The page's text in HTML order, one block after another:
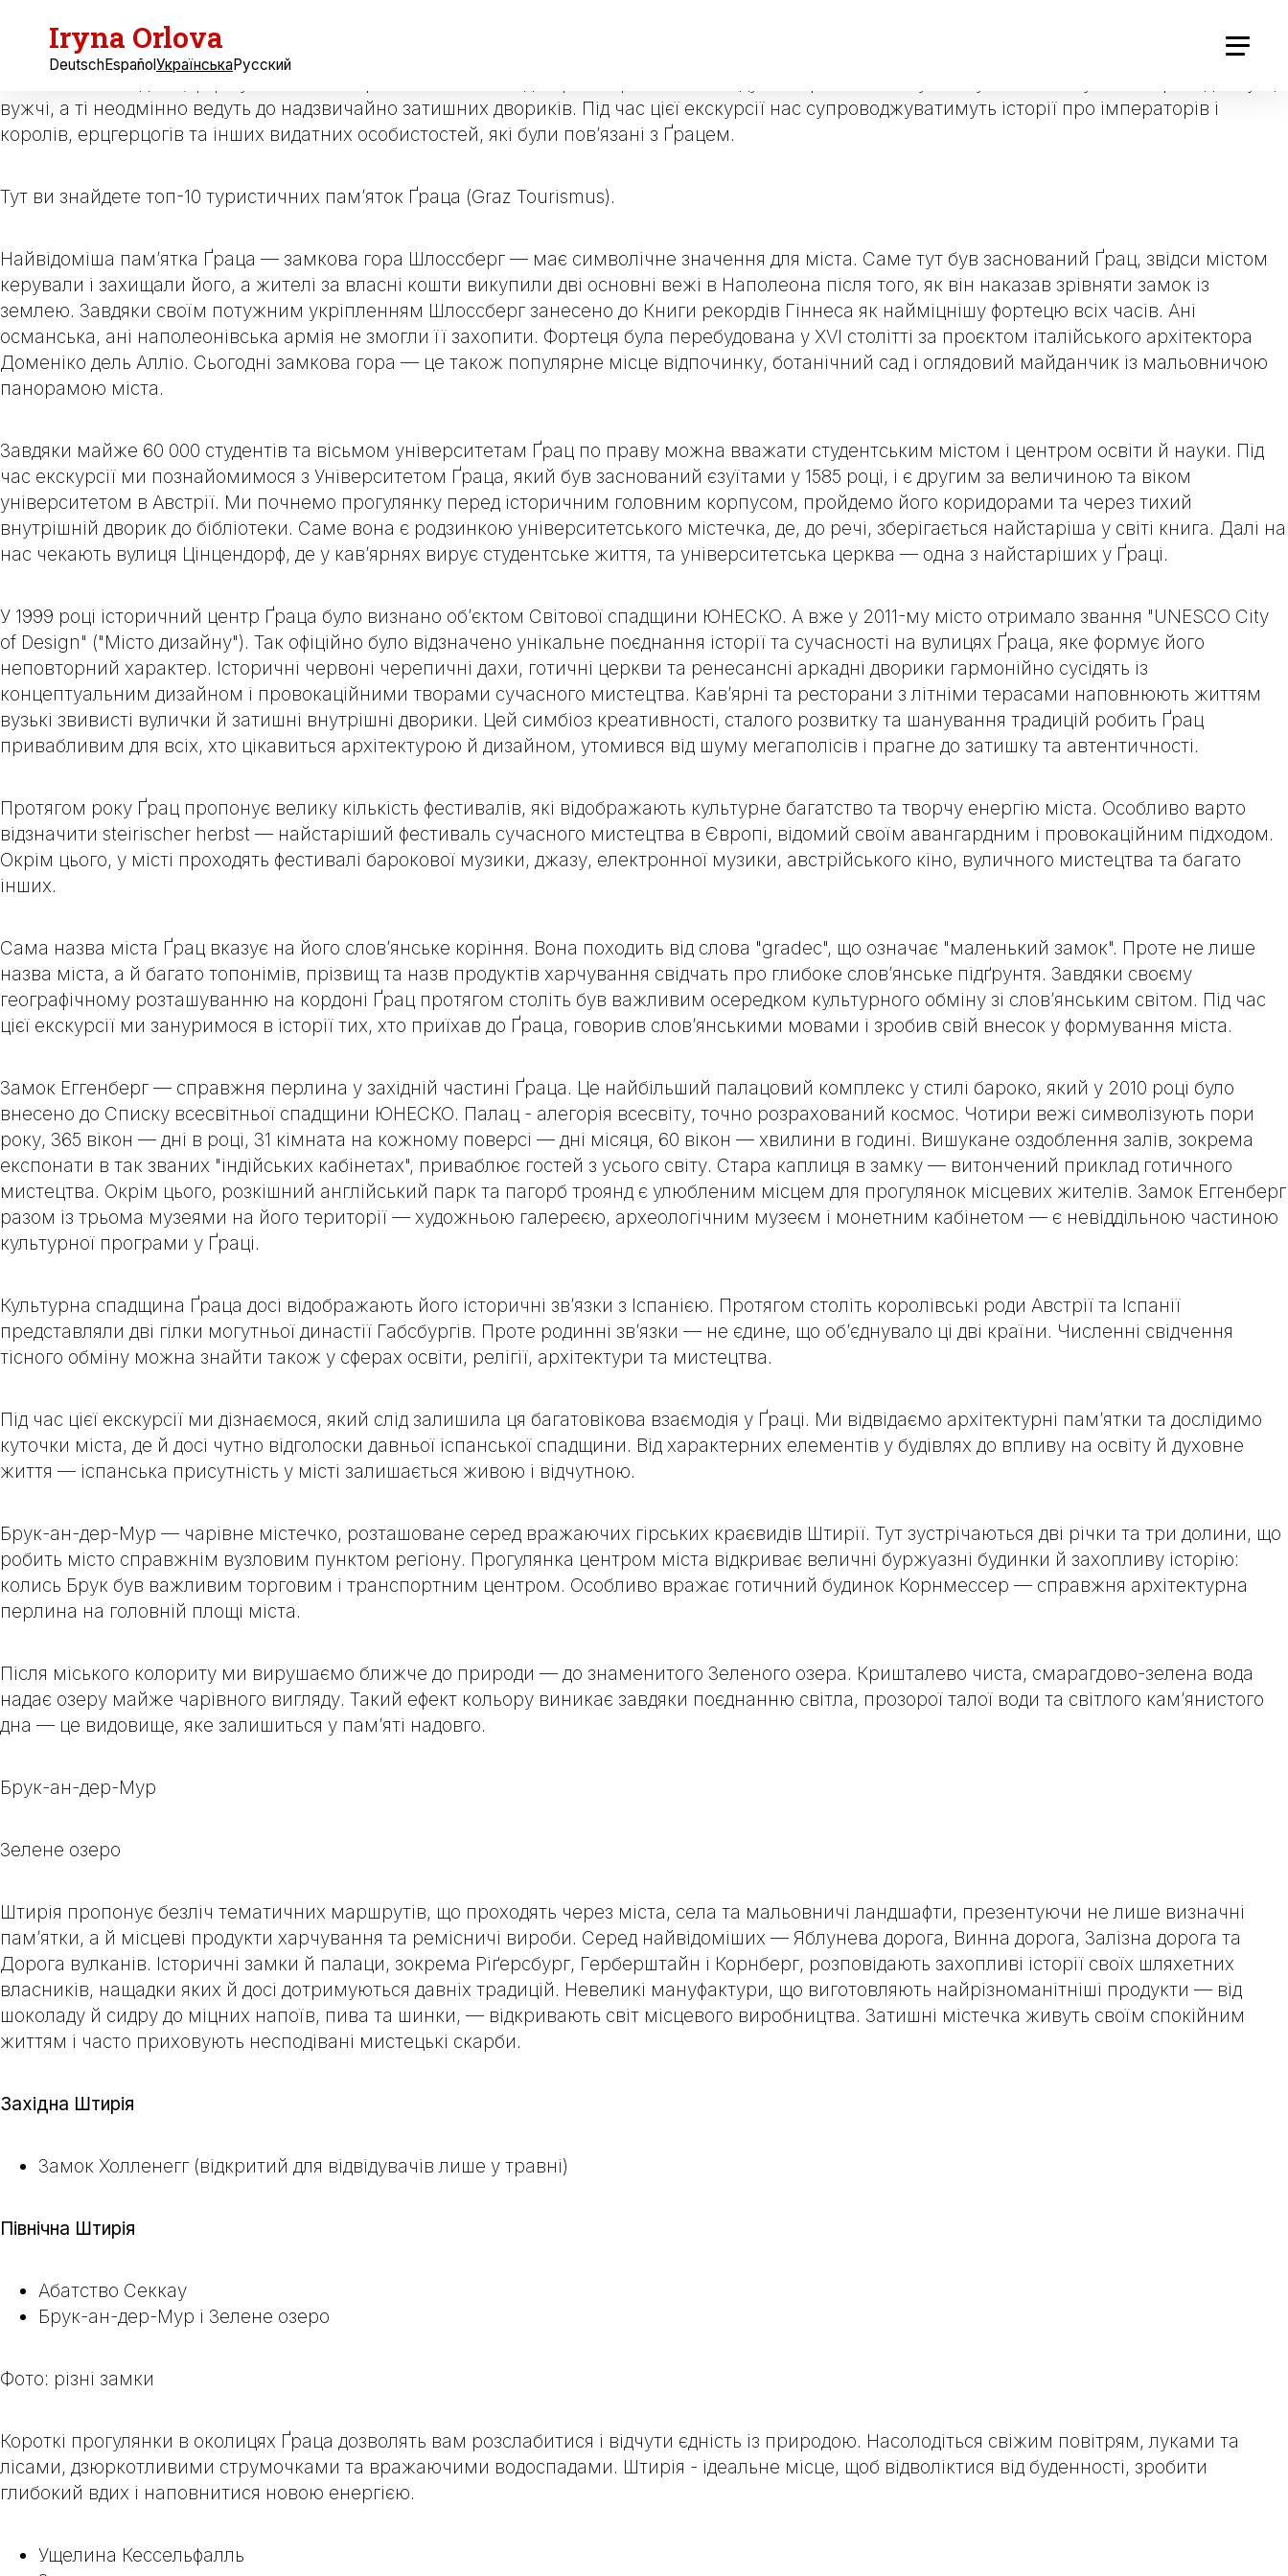
Iryna Orlova
DeutschEspañolУкраїнськаРусский
Якщо ви цікавитеся архітектурою та історією, ця прогулянка для вас. Із 1999 року Старе місто Ґраца внесене до списку Світової спадщини
ЮНЕСКО. Підставою для цього стало унікальне поєднання архітектурних стилів різних епох. Готика, ренесанс, бароко, класицизм і модерн
вужчі, а ті неодмінно ведуть до надзвичайно затишних двориків. Під час цієї екскурсії нас супроводжуватимуть історії про імператорів і
королів, ерцгерцогів та інших видатних особистостей, які були пов’язані з Ґрацем.
Тут ви знайдете топ-10 туристичних пам’яток Ґраца (Graz Tourismus).
Найвідоміша пам’ятка Ґраца — замкова гора Шлоссберг — має символічне значення для міста. Саме тут був заснований Ґрац, звідси містом
керували і захищали його, а жителі за власні кошти викупили дві основні вежі в Наполеона після того, як він наказав зрівняти замок із
землею. Завдяки своїм потужним укріпленням Шлоссберг занесено до Книги рекордів Гіннеса як найміцнішу фортецю всіх часів. Ані
османська, ані наполеонівська армія не змогли її захопити. Фортеця була перебудована у XVI столітті за проєктом італійського архітектора
Доменіко дель Алліо. Сьогодні замкова гора — це також популярне місце відпочинку, ботанічний сад і оглядовий майданчик із мальовничою
панорамою міста.
Завдяки майже 60 000 студентів та вісьмом університетам Ґрац по праву можна вважати студентським містом і центром освіти й науки. Під
час екскурсії ми познайомимося з Університетом Ґраца, який був заснований єзуїтами у 1585 році, і є другим за величиною та віком
університетом в Австрії. Ми почнемо прогулянку перед історичним головним корпусом, пройдемо його коридорами та через тихий
внутрішній дворик до бібліотеки. Саме вона є родзинкою університетського містечка, де, до речі, зберігається найстаріша у світі книга. Далі на
нас чекають вулиця Цінцендорф, де у кав’ярнях вирує студентське життя, та університетська церква — одна з найстаріших у Ґраці.
У 1999 році історичний центр Ґраца було визнано об’єктом Світової спадщини ЮНЕСКО. А вже у 2011-му місто отримало звання "UNESCO City
of Design" ("Місто дизайну"). Так офіційно було відзначено унікальне поєднання історії та сучасності на вулицях Ґраца, яке формує його
неповторний характер. Історичні червоні черепичні дахи, готичні церкви та ренесансні аркадні дворики гармонійно сусідять із
концептуальним дизайном і провокаційними творами сучасного мистецтва. Кав’ярні та ресторани з літніми терасами наповнюють життям
вузькі звивисті вулички й затишні внутрішні дворики. Цей симбіоз креативності, сталого розвитку та шанування традицій робить Ґрац
привабливим для всіх, хто цікавиться архітектурою й дизайном, утомився від шуму мегаполісів і прагне до затишку та автентичності.
Протягом року Ґрац пропонує велику кількість фестивалів, які відображають культурне багатство та творчу енергію міста. Особливо варто
відзначити steirischer herbst — найстаріший фестиваль сучасного мистецтва в Європі, відомий своїм авангардним і провокаційним підходом.
Окрім цього, у місті проходять фестивалі барокової музики, джазу, електронної музики, австрійського кіно, вуличного мистецтва та багато
інших.
Сама назва міста Ґрац вказує на його слов’янське коріння. Вона походить від слова "gradec", що означає "маленький замок". Проте не лише
назва міста, а й багато топонімів, прізвищ та назв продуктів харчування свідчать про глибоке слов’янське підґрунтя. Завдяки своєму
географічному розташуванню на кордоні Ґрац протягом століть був важливим осередком культурного обміну зі слов’янським світом. Під час
цієї екскурсії ми зануримося в історії тих, хто приїхав до Ґраца, говорив слов’янськими мовами і зробив свій внесок у формування міста.
Замок Еггенберг — справжня перлина у західній частині Ґраца. Це найбільший палацовий комплекс у стилі бароко, який у 2010 році було
внесено до Списку всесвітньої спадщини ЮНЕСКО. Палац - алегорія всесвіту, точно розрахований космос. Чотири вежі символізують пори
року, 365 вікон — дні в році, 31 кімната на кожному поверсі — дні місяця, 60 вікон — хвилини в годині. Вишукане оздоблення залів, зокрема
експонати в так званих "індійських кабінетах", приваблює гостей з усього світу. Стара каплиця в замку — витончений приклад готичного
мистецтва. Окрім цього, розкішний англійський парк та пагорб троянд є улюбленим місцем для прогулянок місцевих жителів. Замок Еггенберг
разом із трьома музеями на його території — художньою галереєю, археологічним музеєм і монетним кабінетом — є невіддільною частиною
культурної програми у Ґраці.
Культурна спадщина Ґраца досі відображають його історичні зв’язки з Іспанією. Протягом століть королівські роди Австрії та Іспанії
представляли дві гілки могутньої династії Габсбургів. Проте родинні зв’язки — не єдине, що об’єднувало ці дві країни. Численні свідчення
тісного обміну можна знайти також у сферах освіти, релігії, архітектури та мистецтва.
Під час цієї екскурсії ми дізнаємося, який слід залишила ця багатовікова взаємодія у Ґраці. Ми відвідаємо архітектурні пам’ятки та дослідимо
куточки міста, де й досі чутно відголоски давньої іспанської спадщини. Від характерних елементів у будівлях до впливу на освіту й духовне
життя — іспанська присутність у місті залишається живою і відчутною.
Брук-ан-дер-Мур — чарівне містечко, розташоване серед вражаючих гірських краєвидів Штирії. Тут зустрічаються дві річки та три долини, що
робить місто справжнім вузловим пунктом регіону. Прогулянка центром міста відкриває величні буржуазні будинки й захопливу історію:
колись Брук був важливим торговим і транспортним центром. Особливо вражає готичний будинок Корнмессер — справжня архітектурна
перлина на головній площі міста.
Після міського колориту ми вирушаємо ближче до природи — до знаменитого Зеленого озера. Кришталево чиста, смарагдово-зелена вода
надає озеру майже чарівного вигляду. Такий ефект кольору виникає завдяки поєднанню світла, прозорої талої води та світлого кам’янистого
дна — це видовище, яке залишиться у пам’яті надовго.
Брук-ан-дер-Мур
Зелене озеро
Штирія пропонує безліч тематичних маршрутів, що проходять через міста, села та мальовничі ландшафти, презентуючи не лише визначні
пам’ятки, а й місцеві продукти харчування та ремісничі вироби. Серед найвідоміших — Яблунева дорога, Винна дорога, Залізна дорога та
Дорога вулканів. Історичні замки й палаци, зокрема Ріґерсбург, Герберштайн і Корнберг, розповідають захопливі історії своїх шляхетних
власників, нащадки яких й досі дотримуються давніх традицій. Невеликі мануфактури, що виготовляють найрізноманітніші продукти — від
шоколаду й сидру до міцних напоїв, пива та шинки, — відкривають світ місцевого виробництва. Затишні містечка живуть своїм спокійним
життям і часто приховують несподівані мистецькі скарби.
Західна Штирія
Замок Холленегг (відкритий для відвідувачів лише у травні)
Північна Штирія
Абатство Секкау
Брук-ан-дер-Мур і Зелене озеро
Фото: різні замки
Короткі прогулянки в околицях Ґраца дозволять вам розслабитися і відчути єдність із природою. Насолодіться свіжим повітрям, луками та
лісами, дзюркотливими струмочками та вражаючими водоспадами. Штирія - ідеальне місце, щоб відволіктися від буденності, зробити
глибокий вдих і наповнитися новою енергією.
Ущелина Кессельфалль